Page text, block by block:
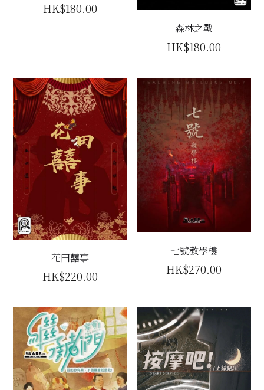
HK$180.00
森林之戰
HK$180.00
花田囍事
HK$220.00
七號教學樓
HK$270.00